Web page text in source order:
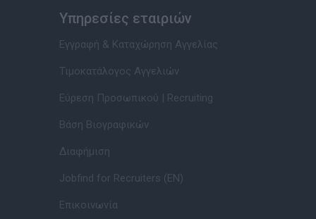
Υπηρεσίες εταιριών
Εγγραφή & Καταχώρηση Αγγελίας
Τιμοκατάλογος Αγγελιών
Εύρεση Προσωπικού | Recruiting
Βάση Βιογραφικών
Διαφήμιση
Jobfind for Recruiters (EN)
Επικοινωνία